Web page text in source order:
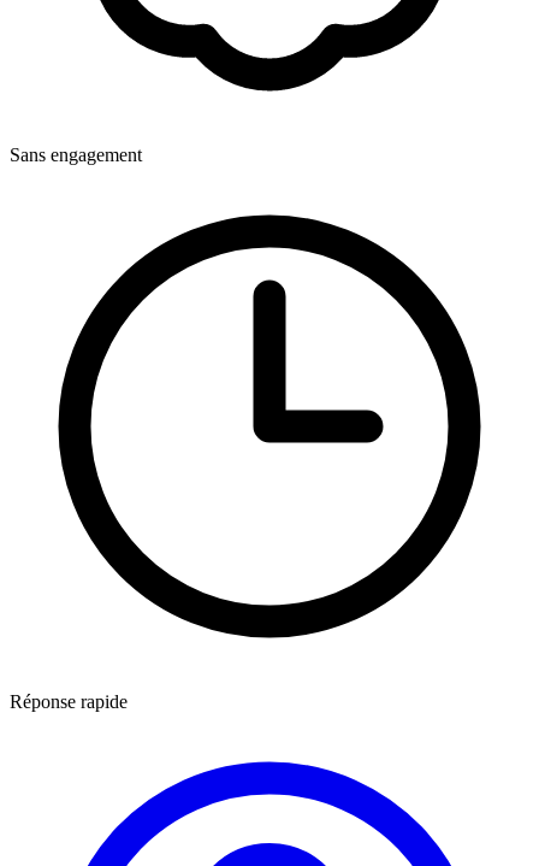
Sans engagement
Réponse rapide